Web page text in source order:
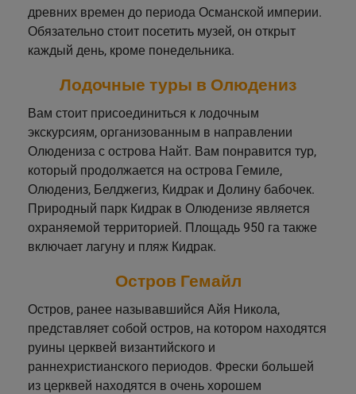
древних времен до периода Османской империи.
Обязательно стоит посетить музей, он открыт
каждый день, кроме понедельника.
Лодочные туры в Олюдениз
Вам стоит присоединиться к лодочным
экскурсиям, организованным в направлении
Олюдениза с острова Найт. Вам понравится тур,
который продолжается на острова Гемиле,
Олюдениз, Белджегиз, Кидрак и Долину бабочек.
Природный парк Кидрак в Олюденизе является
охраняемой территорией. Площадь 950 га также
включает лагуну и пляж Кидрак.
Остров Гемайл
Остров, ранее называвшийся Айя Никола,
представляет собой остров, на котором находятся
руины церквей византийского и
раннехристианского периодов. Фрески большей
из церквей находятся в очень хорошем